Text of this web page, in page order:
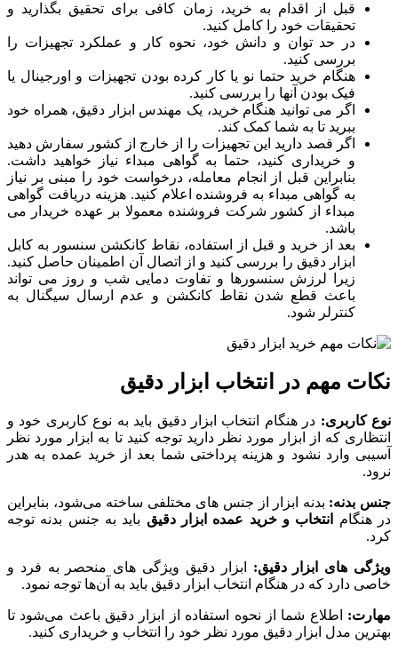
قبل از اقدام به خرید، زمان کافی برای تحقیق بگذارید و
تحقیقات خود را کامل کنید.
در حد توان و دانش خود، نحوه کار و عملکرد تجهیزات را
بررسی کنید.
هنگام خرید حتما نو یا کار کرده بودن تجهیزات و اورجینال یا
فیک بودن آنها را بررسی کنید.
اگر می توانید هنگام خرید، یک مهندس ابزار دقیق، همراه خود
ببرید تا به شما کمک کند.
اگر قصد دارید این تجهیزات را از خارج از کشور سفارش دهید
و خریداری کنید، حتما به گواهی مبداء نیاز خواهید داشت.
بنابراین قبل از انجام معامله، درخواست خود را مبنی بر نیاز
به گواهی مبداء به فروشنده اعلام کنید. هزینه دریافت گواهی
مبداء از کشور شرکت فروشنده معمولا بر عهده خریدار می
باشد.
بعد از خرید و قبل از استفاده، نقاط کانکشن سنسور به کابل
ابزار دقیق را بررسی کنید و از اتصال آن اطمینان حاصل کنید.
زیرا لرزش سنسورها و تفاوت دمایی شب و روز می تواند
باعث قطع شدن نقاط کانکشن و عدم ارسال سیگنال به
کنترلر شود.
نکات مهم در انتخاب ابزار دقیق
نوع کاربری: در هنگام انتخاب ابزار دقیق باید به نوع کاربری خود و
انتظاری که از ابزار مورد نظر دارید توجه کنید تا به ابزار مورد نظر
آسیبی وارد نشود و هزینه پرداختی شما بعد از خرید عمده به هدر
نرود.
جنس بدنه: بدنه ابزار از جنس های مختلفی ساخته می‌شود، بنابراین
در هنگام
انتخاب و خرید عمده ابزار دقیق باید به جنس بدنه توجه
کرد.
ویژگی های ابزار دقیق: ابزار دقیق ویژگی های منحصر به فرد و
خاصی دارد که در هنگام انتخاب ابزار دقیق باید به آن‌ها توجه نمود.
مهارت: اطلاع شما از نحوه استفاده از ابزار دقیق باعث می‌شود تا
بهترین مدل ابزار دقیق مورد نظر خود را انتخاب و خریداری کنید.